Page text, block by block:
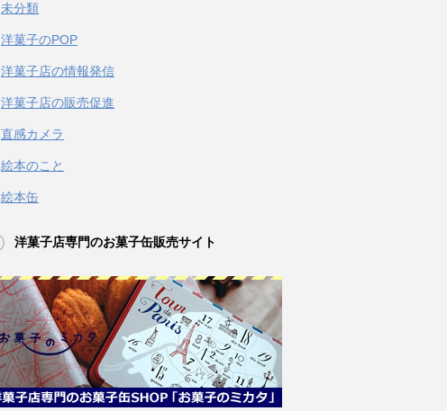
未分類
洋菓子のPOP
洋菓子店の情報発信
洋菓子店の販売促進
直感カメラ
絵本のこと
絵本缶
洋菓子店専門のお菓子缶販売サイト